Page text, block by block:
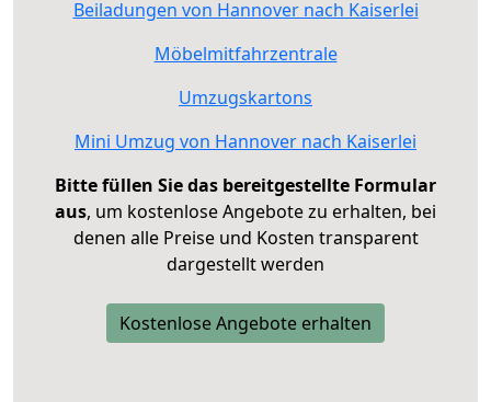
Beiladungen von Hannover nach Kaiserlei
Möbelmitfahrzentrale
Umzugskartons
Mini Umzug von Hannover nach Kaiserlei
Bitte füllen Sie das bereitgestellte Formular
aus, um kostenlose Angebote zu erhalten, bei
denen alle Preise und Kosten transparent
dargestellt werden
Kostenlose Angebote erhalten